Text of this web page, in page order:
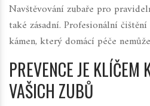
Navštěvování zubaře pro
také zásadní. Profesionální
kámen, který domácí péče
PREVENCE JE KLÍČEM
VAŠICH ZUBŮ